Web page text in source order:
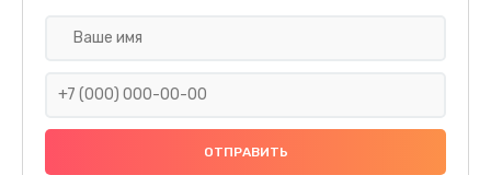
Ремонт подсветки